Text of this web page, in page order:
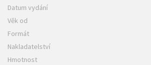
Datum vydání
Věk od
Formát
Nakladatelství
Hmotnost